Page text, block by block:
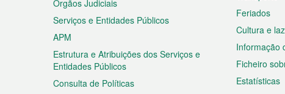
Órgãos Judiciais
Serviços e Entidades Públicos
APM
Estrutura e Atribuições dos Serviços e
Entidades Públicos
Consulta de Políticas
Feriados
Cultura e
Informação
Ficheiro
Estatísticas